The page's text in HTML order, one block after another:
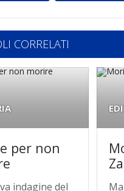
CORRELATI
per non
indagine del